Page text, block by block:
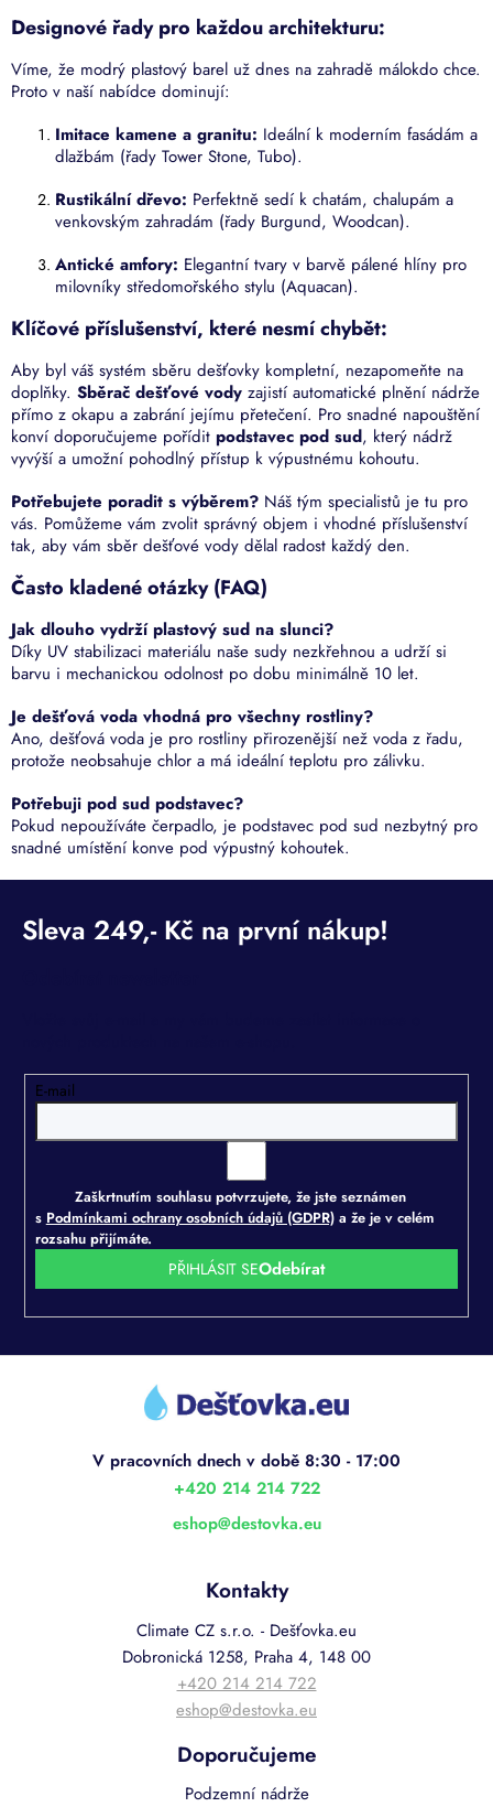
Designové řady pro každou architekturu:
Víme, že modrý plastový barel už dnes na zahradě málokdo chce.
Proto v naší nabídce dominují:
Imitace kamene a granitu: Ideální k moderním fasádám a
dlažbám (řady Tower Stone, Tubo).
Rustikální dřevo: Perfektně sedí k chatám, chalupám a
venkovským zahradám (řady Burgund, Woodcan).
Antické amfory: Elegantní tvary v barvě pálené hlíny pro
milovníky středomořského stylu (Aquacan).
Klíčové příslušenství, které nesmí chybět:
Aby byl váš systém sběru dešťovky kompletní, nezapomeňte na
doplňky. Sběrač dešťové vody zajistí automatické plnění nádrže
přímo z okapu a zabrání jejímu přetečení. Pro snadné napouštění
konví doporučujeme pořídit podstavec pod sud, který nádrž
vyvýší a umožní pohodlný přístup k výpustnému kohoutu.
Potřebujete poradit s výběrem? Náš tým specialistů je tu pro
vás. Pomůžeme vám zvolit správný objem i vhodné příslušenství
tak, aby vám sběr dešťové vody dělal radost každý den.
Často kladené otázky (FAQ)
Jak dlouho vydrží plastový sud na slunci?
Díky UV stabilizaci materiálu naše sudy nezkřehnou a udrží si
barvu i mechanickou odolnost po dobu minimálně 10 let.
Je dešťová voda vhodná pro všechny rostliny?
Ano, dešťová voda je pro rostliny přirozenější než voda z řadu,
protože neobsahuje chlor a má ideální teplotu pro zálivku.
Potřebuji pod sud podstavec?
Pokud nepoužíváte čerpadlo, je podstavec pod sud nezbytný pro
snadné umístění konve pod výpustný kohoutek.
E-mail
Zaškrtnutím souhlasu potvrzujete, že jste seznámen
s Podmínkami ochrany osobních údajů (GDPR)a že je v celém
rozsahu přijímáte.
PŘIHLÁSIT SE
Z
eshop@destovka.eu
+420 214 214 722
Kontakty
Climate CZ s.r.o. - Dešťovka.eu
Dobronická 1258, Praha 4, 148 00
+420 214 214 722
eshop@destovka.eu
Doporučujeme
Podzemní nádrže